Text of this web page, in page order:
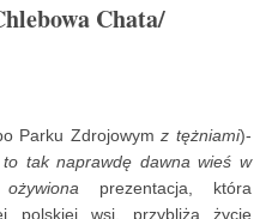
Chata/
Parku Zdrojowymz tężniami)-
to tak naprawdę dawna wieś w
prezentacja, która
polskiej wsi, przybliża życie